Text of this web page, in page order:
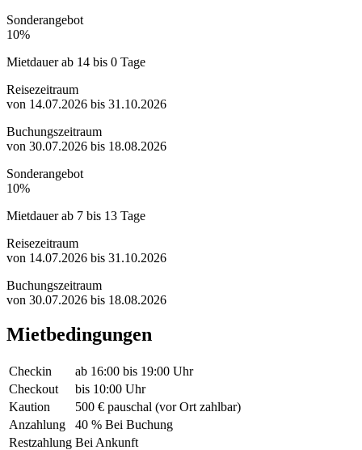
Sonderangebot
10%
Mietdauer ab 14 bis 0 Tage
Reisezeitraum
von 14.07.2026 bis 31.10.2026
Buchungszeitraum
von 30.07.2026 bis 18.08.2026
Sonderangebot
10%
Mietdauer ab 7 bis 13 Tage
Reisezeitraum
von 14.07.2026 bis 31.10.2026
Buchungszeitraum
von 30.07.2026 bis 18.08.2026
Mietbedingungen
Checkin
ab 16:00 bis 19:00 Uhr
Checkout
bis 10:00 Uhr
Kaution
500 € pauschal (vor Ort zahlbar)
Anzahlung
40 % Bei Buchung
Restzahlung Bei Ankunft